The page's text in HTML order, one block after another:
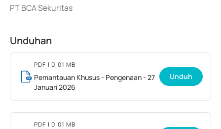
PT BCA Sekuritas
Unduhan
PDF | 0.01 MB
Pemantauan Khusus - Pengenaan - 27
Januari 2026
Unduh
PDF | 0.01 MB